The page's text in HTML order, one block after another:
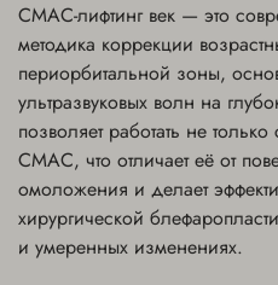
СМАС-лифтинг век — это
методика коррекции
периорбитальной зоны,
ультразвуковых волн на
позволяет работать не
СМАС, что отличает её от
омоложения и делает
хирургической
и умеренных изменениях.